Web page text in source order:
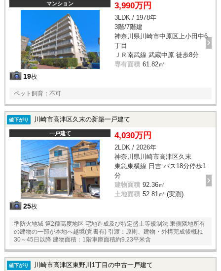
マンション
19枚
3,990万円
3LDK / 1978年
3階/7階建
神奈川県川崎市中原区上小田中6
丁目
ＪＲ南武線 武蔵中原 徒歩8分
専有面積 61.82㎡
ペット飼育：不可
値下がり 川崎市高津区久末の新築一戸建て
一戸建て
25枚
4,030万円
2LDK / 2026年
神奈川県川崎市高津区久末
東急東横線 日吉 バス18分停歩1
分
建物面積 92.36㎡
土地面積 52.81㎡ (実測)
準防火地域 第2種高度地区 宅地造成及び特定盛土等規制法 東側隣地所有
の建物の一部が本地へ越境(覚書有) 引渡：原則、建物・外構完成後概ね
30～45日以降 建物面積：1階車庫面積約9.23平米含
値下がり 川崎市高津区東野川1丁目の中古一戸建て